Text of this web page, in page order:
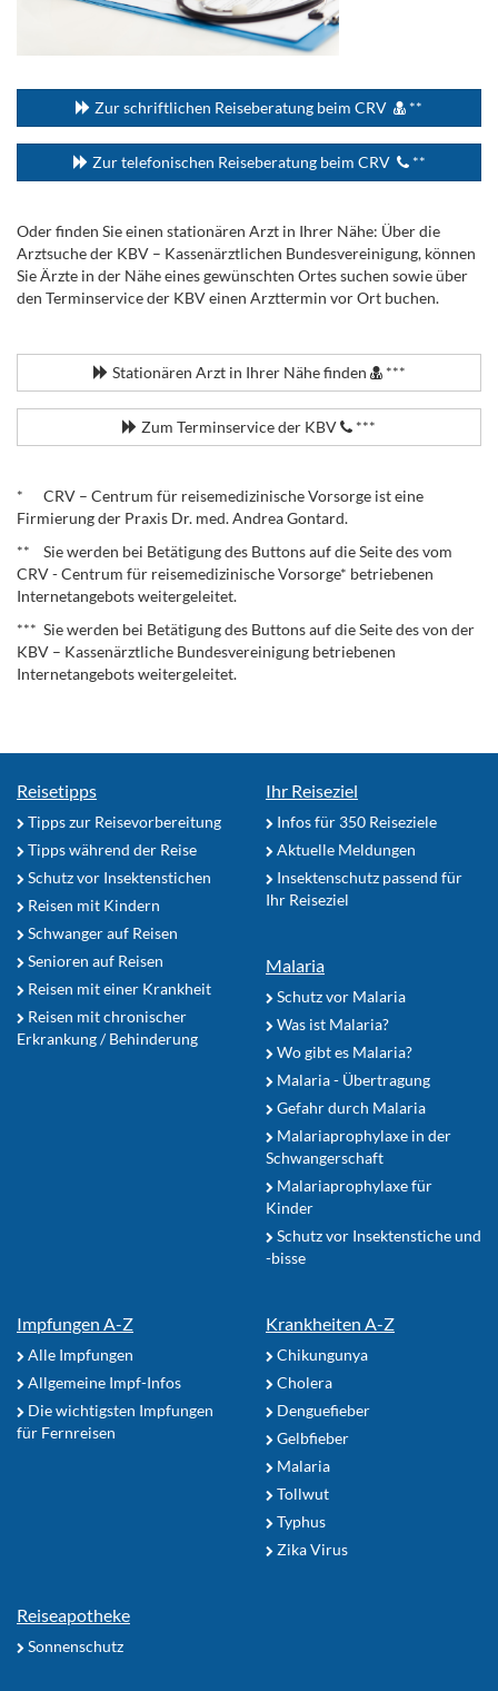
Zur schriftlichen Reiseberatung beim CRV **
Zur telefonischen Reiseberatung beim CRV **
Oder finden Sie einen stationären Arzt in Ihrer Nähe: Über die
Arztsuche der KBV – Kassenärztlichen Bundesvereinigung, können
Sie Ärzte in der Nähe eines gewünschten Ortes suchen sowie über
den Terminservice der KBV einen Arzttermin vor Ort buchen.
Stationären Arzt in Ihrer Nähe finden ***
Zum Terminservice der KBV ***
* CRV – Centrum für reisemedizinische Vorsorge ist eine
Firmierung der Praxis Dr. med. Andrea Gontard.
** Sie werden bei Betätigung des Buttons auf die Seite des vom
CRV - Centrum für reisemedizinische Vorsorge* betriebenen
Internetangebots weitergeleitet.
*** Sie werden bei Betätigung des Buttons auf die Seite des von der
KBV – Kassenärztliche Bundesvereinigung betriebenen
Internetangebots weitergeleitet.
Reisetipps
Tipps zur Reisevorbereitung
Tipps während der Reise
Schutz vor Insektenstichen
Reisen mit Kindern
Schwanger auf Reisen
Senioren auf Reisen
Reisen mit einer Krankheit
Reisen mit chronischer
Erkrankung / Behinderung
Ihr Reiseziel
Infos für 350 Reiseziele
Aktuelle Meldungen
Insektenschutz passend für
Ihr Reiseziel
Malaria
Schutz vor Malaria
Was ist Malaria?
Wo gibt es Malaria?
Malaria - Übertragung
Gefahr durch Malaria
Malariaprophylaxe in der
Schwangerschaft
Malariaprophylaxe für
Kinder
Schutz vor Insektenstiche und
-bisse
Impfungen A-Z
Alle Impfungen
Allgemeine Impf-Infos
Die wichtigsten Impfungen
für Fernreisen
Krankheiten A-Z
Chikungunya
Cholera
Denguefieber
Gelbfieber
Malaria
Tollwut
Typhus
Zika Virus
Reiseapotheke
Sonnenschutz